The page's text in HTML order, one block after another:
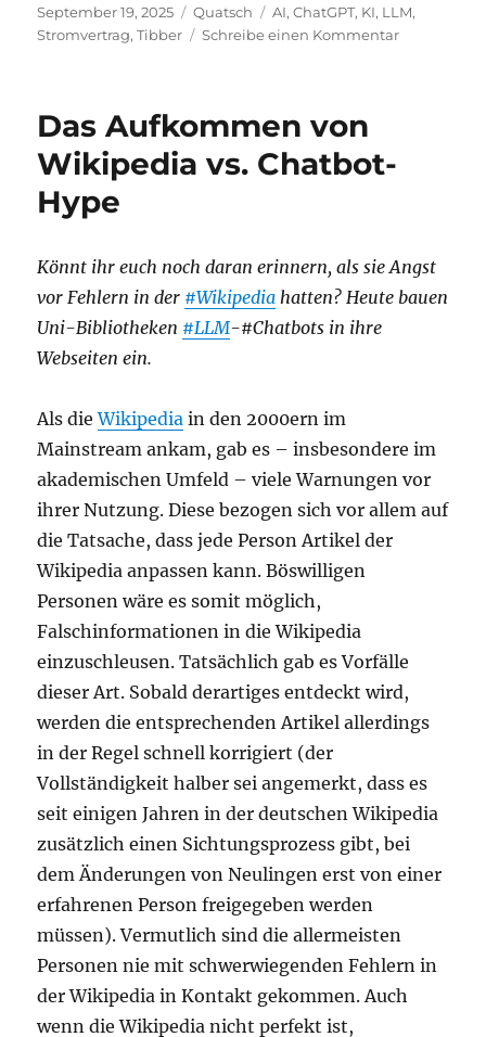
Veröffentlicht
am
September 19, 2025 Kategorien
Quatsch Schlagwörter
AI,ChatGPT, KI, LLM,
Stromvertrag,Tibber Schreibe einen Kommentarzu
Das Aufkommen von
Wikipedia vs. Chatbot-
Hype
Könnt ihr euch noch daran erinnern, als sie Angst
vor Fehlern in der #Wikipedia hatten? Heute bauen
Uni-Bibliotheken #LLM-#Chatbots in ihre
Webseiten ein.
Als dieWikipedia in den 2000ern im
Mainstream ankam, gab es – insbesondere im
akademischen Umfeld – viele Warnungen vor
ihrer Nutzung. Diese bezogen sich vor allem auf
die Tatsache, dass jede Person Artikel der
Wikipedia anpassen kann. Böswilligen
Personen wäre es somit möglich,
Falschinformationen in die Wikipedia
einzuschleusen. Tatsächlich gab es Vorfälle
dieser Art. Sobald derartiges entdeckt wird,
werden die entsprechenden Artikel allerdings
in der Regel schnell korrigiert (der
Vollständigkeit halber sei angemerkt, dass es
seit einigen Jahren in der deutschen Wikipedia
zusätzlich einen Sichtungsprozess gibt, bei
dem Änderungen von Neulingen erst von einer
erfahrenen Person freigegeben werden
müssen). Vermutlich sind die allermeisten
Personen nie mit schwerwiegenden Fehlern in
der Wikipedia in Kontakt gekommen. Auch
wenn die Wikipedia nicht perfekt ist,